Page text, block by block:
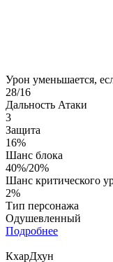
Урон уменьшается,
28/16
Дальность Атаки
3
Защита
16%
Шанс блока
40%/20%
Шанс критического
2%
Тип персонажа
Одушевленный
Подробнее
КхарДхун